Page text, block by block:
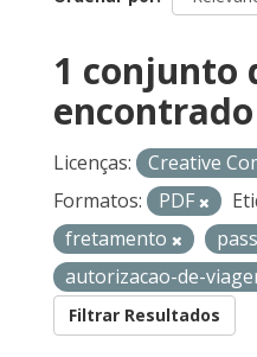
1 conjunto
encontrado
Licenças:
Creative
Formatos:
PDF
fretamento
autorizacao-de-
Filtrar Resultados